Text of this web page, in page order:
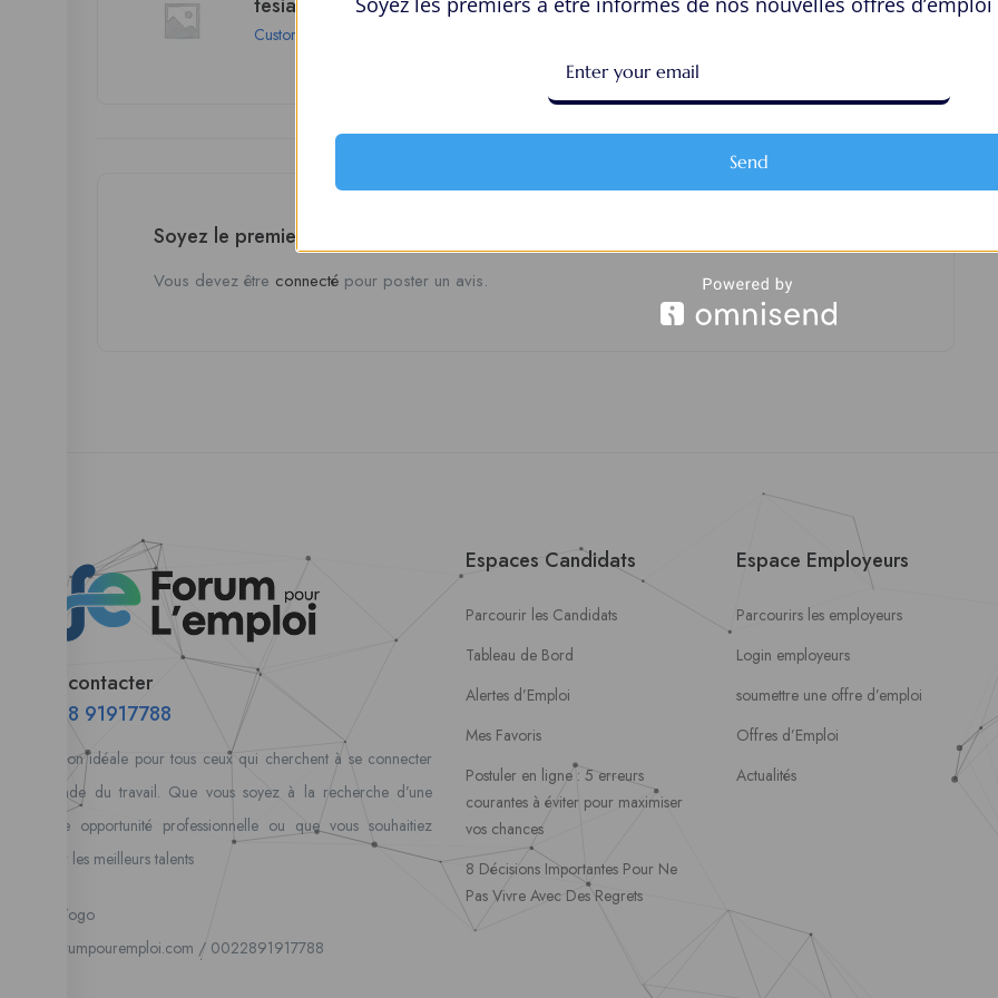
Customer
View Profile
Soyez le premier à donner votre avis sur “irisar1999”
Vous devez être connecté pour poster un avis.
Nous contacter
00228 91917788
la solution idéale pour tous ceux qui cherchent à se connecter
au monde du travail. Que vous soyez à la recherche d’une
nouvelle opportunité professionnelle ou que vous souhaitiez
recruter les meilleurs talents
Lome, Togo
fpe@forumpouremploi.com / 0022891917788
Espaces Candidats
Parcourir les Candidats
Tableau de Bord
Alertes d’Emploi
Mes Favoris
Postuler en ligne : 5 erreurs
courantes à éviter pour maximiser
vos chances
8 Décisions Importantes Pour Ne
Pas Vivre Avec Des Regrets
Espace Employeurs
Parcourirs les employeurs
Login employeurs
soumettre une offre d’emploi
Offres d’Emploi
Actualités
Send